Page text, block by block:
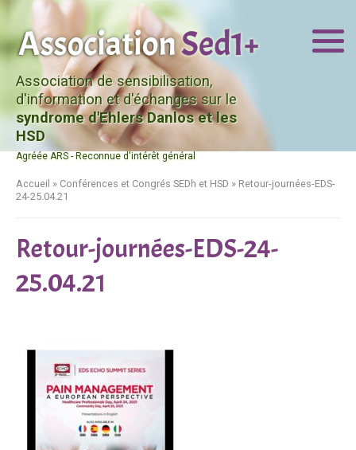
Association de sensibilisation,
d'information et d'échanges sur le
syndrome d'Ehlers Danlos et les
HSD
Agréée ARS - Reconnue d'intérêt général
Accueil » Conférences et Congrés SEDh et HSD » Retour-journées-EDS-
24-25.04.21
Retour-journées-EDS-24-
25.04.21